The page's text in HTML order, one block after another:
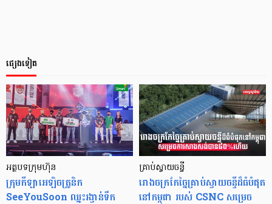
ផ្សេងទៀត
អត្ថបទក្រុមហ៊ុន
ក្រុមកីឡាអេឡិចត្រូនិក
SeeYouSoon ឈ្នះរង្វាន់ទឹក
គ្រាប់ស្វាយចន្ទី
រោងចក្រកែច្នៃគ្រាប់ស្វាយចន្ទីដ៏ធំបំផុត
នៅកម្ពុជា របស់ CSNC សម្រេច